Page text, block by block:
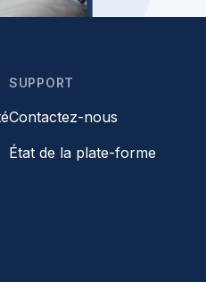
SUPPORT
Contactez-nous
État de la plate-forme